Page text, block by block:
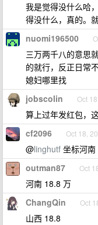
我是觉得没什么哈
得没什么，真的。
nuomi196500
三万两千八的意思
的就行，反正日常
媳妇哪里找
jobscolin Oct
算上过年发红包，
cf2096 Oct 18,
@linghutf 坐标河
outman87 Oct
河南 18.8 万
ChangQin Oct
山西 18.8